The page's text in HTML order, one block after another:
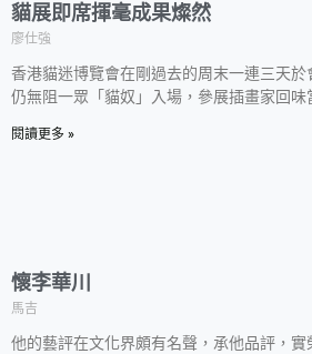
貓展即席揮毫成果燦然
廖仕強
香港貓迷博覽會在剛過去的周末一連三天
仍無阻一眾「貓奴」入場，參展插畫家回味
閱讀更多 »
懷李華川
馬吉
他的藝評在文化界頗有名聲，承他品評，